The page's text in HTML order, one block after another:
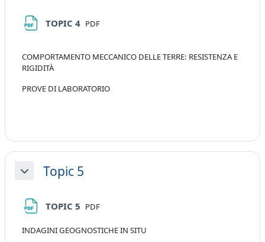
TOPIC 4 File
PDF
COMPORTAMENTO MECCANICO DELLE TERRE: RESISTENZA E
RIGIDITÀ
PROVE DI LABORATORIO
MinimizzaTopic 5
TOPIC 5 File
PDF
INDAGINI GEOGNOSTICHE IN SITU